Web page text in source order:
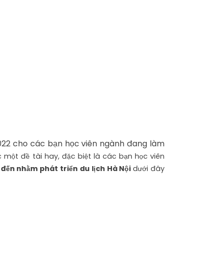
cho các bạn học viên ngành đang làm
đề tài hay, đặc biệt là các bạn học viên
nhằm phát triển du lịch Hà Nộidưới đây